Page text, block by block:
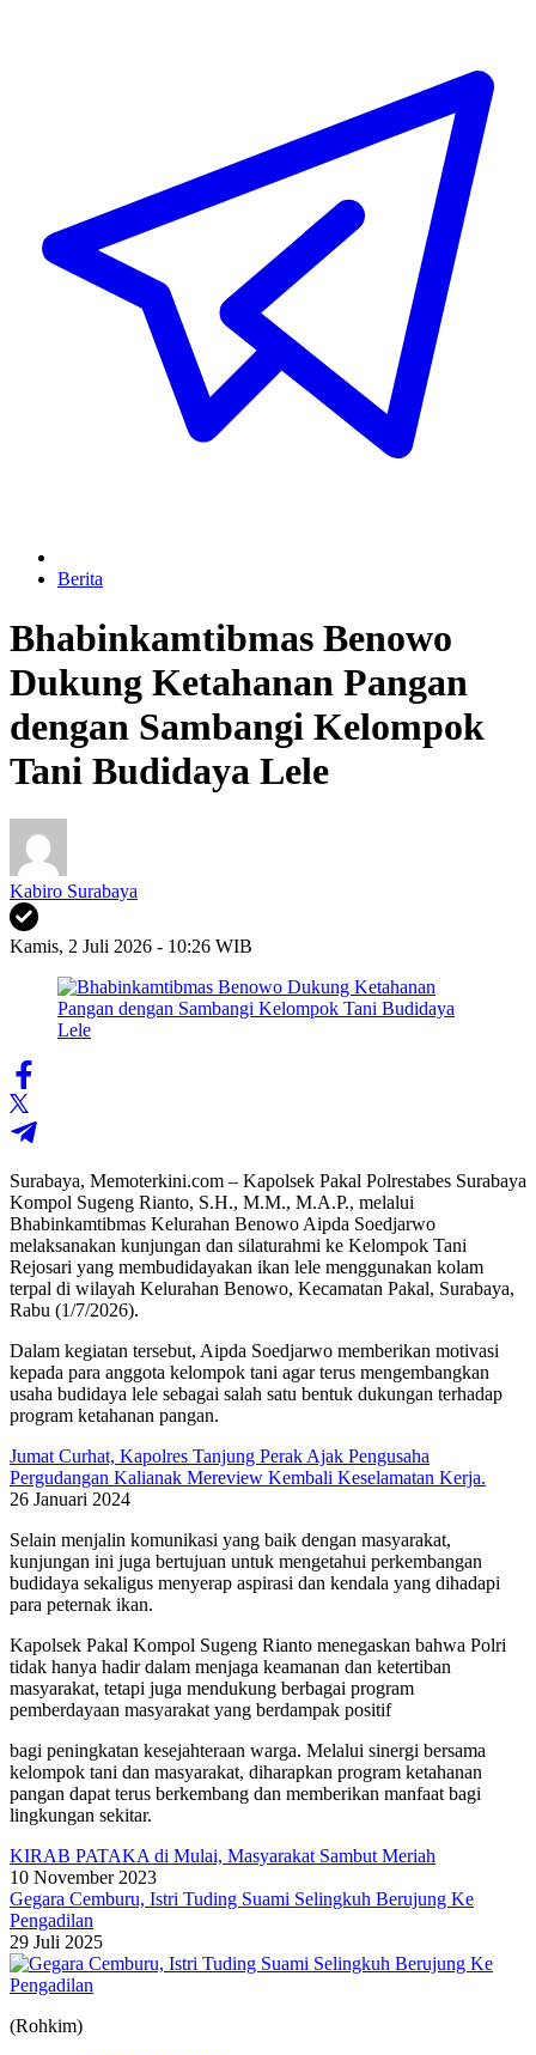
Berita
Bhabinkamtibmas Benowo
Dukung Ketahanan Pangan
dengan Sambangi Kelompok
Tani Budidaya Lele
Kabiro Surabaya
Kamis, 2 Juli 2026 - 10:26 WIB
Surabaya, Memoterkini.com – Kapolsek Pakal Polrestabes Surabaya
Kompol Sugeng Rianto, S.H., M.M., M.A.P., melalui
Bhabinkamtibmas Kelurahan Benowo Aipda Soedjarwo
melaksanakan kunjungan dan silaturahmi ke Kelompok Tani
Rejosari yang membudidayakan ikan lele menggunakan kolam
terpal di wilayah Kelurahan Benowo, Kecamatan Pakal, Surabaya,
Rabu (1/7/2026).
Dalam kegiatan tersebut, Aipda Soedjarwo memberikan motivasi
kepada para anggota kelompok tani agar terus mengembangkan
usaha budidaya lele sebagai salah satu bentuk dukungan terhadap
program ketahanan pangan.
Jumat Curhat, Kapolres Tanjung Perak Ajak Pengusaha
Pergudangan Kalianak Mereview Kembali Keselamatan Kerja.
26 Januari 2024
Selain menjalin komunikasi yang baik dengan masyarakat,
kunjungan ini juga bertujuan untuk mengetahui perkembangan
budidaya sekaligus menyerap aspirasi dan kendala yang dihadapi
para peternak ikan.
Kapolsek Pakal Kompol Sugeng Rianto menegaskan bahwa Polri
tidak hanya hadir dalam menjaga keamanan dan ketertiban
masyarakat, tetapi juga mendukung berbagai program
pemberdayaan masyarakat yang berdampak positif
bagi peningkatan kesejahteraan warga. Melalui sinergi bersama
kelompok tani dan masyarakat, diharapkan program ketahanan
pangan dapat terus berkembang dan memberikan manfaat bagi
lingkungan sekitar.
KIRAB PATAKA di Mulai, Masyarakat Sambut Meriah
10 November 2023
Gegara Cemburu, Istri Tuding Suami Selingkuh Berujung Ke
Pengadilan
29 Juli 2025
(Rohkim)